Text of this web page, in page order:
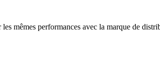
mêmes performances avec la marque de